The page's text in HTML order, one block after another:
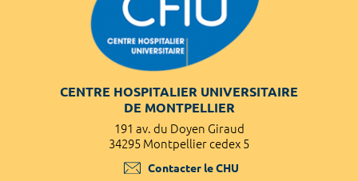
CENTRE HOSPITALIER UNIVERSITAIRE
DE MONTPELLIER
191 av. du Doyen Giraud
34295 Montpellier cedex 5
Contacter le CHU